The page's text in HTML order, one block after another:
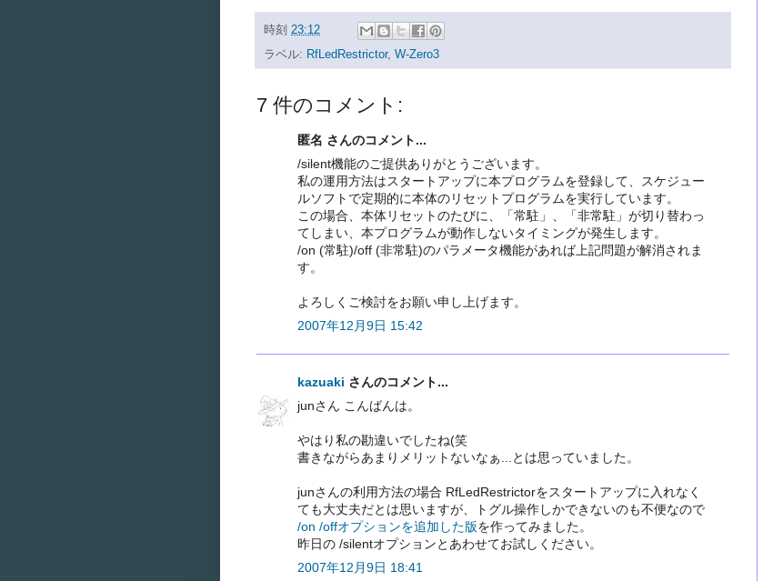
時刻 23:12
ラベル: RfLedRestrictor, W-Zero3
7 件のコメント:
匿名 さんのコメント...
/silent機能のご提供ありがとうございます。
私の運用方法はスタートアップに本プログラムを登録して、スケジュー
ルソフトで定期的に本体のリセットプログラムを実行しています。
この場合、本体リセットのたびに、「常駐」、「非常駐」が切り替わっ
てしまい、本プログラムが動作しないタイミングが発生します。
/on (常駐)/off (非常駐)のパラメータ機能があれば上記問題が解消されま
す。
よろしくご検討をお願い申し上げます。
2007年12月9日 15:42
kazuaki さんのコメント...
junさん こんばんは。
やはり私の勘違いでしたね(笑
書きながらあまりメリットないなぁ...とは思っていました。
junさんの利用方法の場合 RfLedRestrictorをスタートアップに入れなく
ても大丈夫だとは思いますが、トグル操作しかできないのも不便なので
/on /offオプションを追加した版を作ってみました。
昨日の /silentオプションとあわせてお試しください。
2007年12月9日 18:41